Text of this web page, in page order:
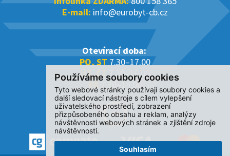
Používáme soubory cookies
Tyto webové stránky používají soubory cookies a
další sledovací nástroje s cílem vylepšení
uživatelského prostředí, zobrazení
přizpůsobeného obsahu a reklam, analýzy
návštěvnosti webových stránek a zjištění zdroje
návštěvnosti.
Souhlasím
E-mail: info@eurobyt-cb.cz
Otevírací doba:
PO, ST 7.30–17.00
ÚT, ČT7.30–16.00
PÁ7.30–14.00